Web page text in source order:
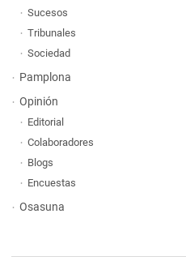
Sucesos
Tribunales
Sociedad
Pamplona
Opinión
Editorial
Colaboradores
Blogs
Encuestas
Osasuna